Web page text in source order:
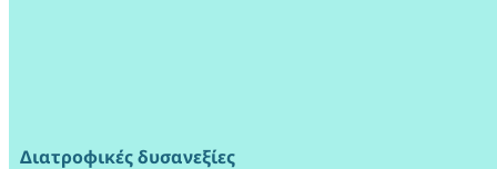
Διατροφικές δυσανεξίες